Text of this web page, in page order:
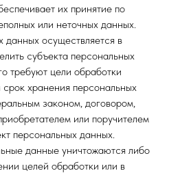
их принятие по
или неточных данных.
данных осуществляется в
субъекта персональных
требуют цели обработки
хранения персональных
законом, договором,
или поручителем
персональных данных.
данные уничтожаются либо
целей обработки или в